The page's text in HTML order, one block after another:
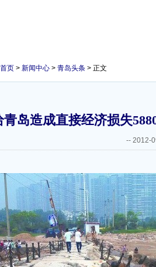
页 > 新闻中心 > 青岛头条 > 正文
青岛造成直接经济损失
-- 2012-